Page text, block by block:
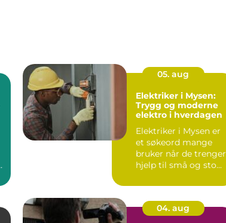
05. aug
Elektriker i Mysen:
Trygg og moderne
elektro i hverdagen
Elektriker i Mysen er
et søkeord mange
bruker når de trenger
hjelp til små og sto...
04. aug